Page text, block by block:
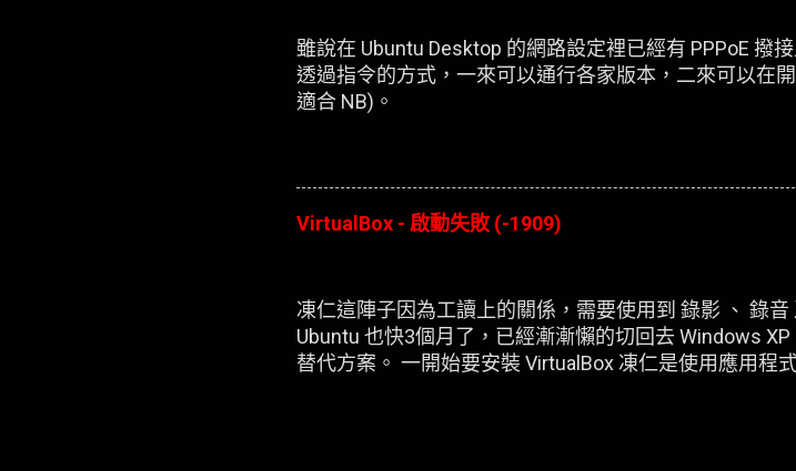
雖說在 Ubuntu Desktop 的網路設定裡已經有 PPPoE 撥
透過指令的方式，一來可以通行各家版本，二來可以在
適合 NB)。
VirtualBox - 啟動失敗 (-1909)
凍仁這陣子因為工讀上的關係，需要使用到 錄影 、 錄
Ubuntu 也快3個月了，已經漸漸懶的切回去 Windows
替代方案。 一開始要安裝 VirtualBox 凍仁是使用應用程